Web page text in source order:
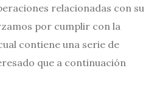
relacionadas con su
por cumplir con la
contiene una serie de
que a continuación